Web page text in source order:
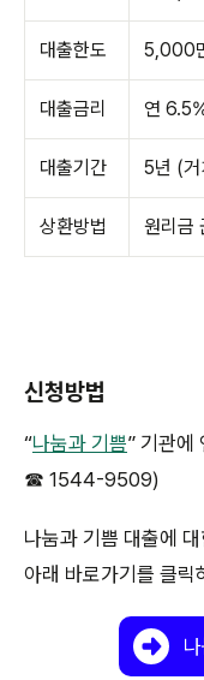
대출한도 5,000
대출금리 연
대출기간 5년 (거
상환방법 원리금
신청방법
“나눔과 기쁨” 기관에
☎ 1544-9509)
나눔과 기쁨 대출에
아래 바로가기를 클릭